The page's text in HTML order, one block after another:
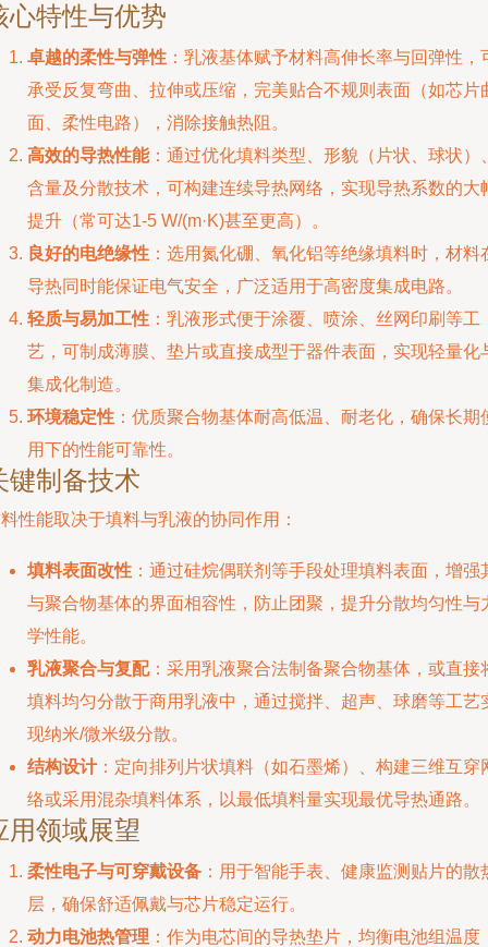
心特性与优势
卓越的柔性与弹性 ：乳液基体赋予材料高伸长率与回弹性，
承受反复弯曲、拉伸或压缩，完美贴合不规则表面（如芯片
面、柔性电路），消除接触热阻。
高效的导热性能：通过优化填料类型、形貌（片状、球状）
含量及分散技术，可构建连续导热网络，实现导热系数的大
提升（常可达1-5 W/(m·K)甚至更高）。
良好的电绝缘性 ：选用氮化硼、氧化铝等绝缘填料时，材料
导热同时能保证电气安全，广泛适用于高密度集成电路。
轻质与易加工性 ：乳液形式便于涂覆、喷涂、丝网印刷等工
艺，可制成薄膜、垫片或直接成型于器件表面，实现轻量化
集成化制造。
环境稳定性 ：优质聚合物基体耐高低温、耐老化，确保长期
用下的性能可靠性。
键制备技术
性能取决于填料与乳液的协同作用：
填料表面改性 ：通过硅烷偶联剂等手段处理填料表面，增强
与聚合物基体的界面相容性，防止团聚，提升分散均匀性与
学性能。
乳液聚合与复配：采用乳液聚合法制备聚合物基体，或直接
填料均匀分散于商用乳液中，通过搅拌、超声、球磨等工艺
现纳米/微米级分散。
结构设计：定向排列片状填料（如石墨烯）、构建三维互穿
络或采用混杂填料体系，以最低填料量实现最优导热通路。
用领域展望
柔性电子与可穿戴设备 ：用于智能手表、健康监测贴片的散
层，确保舒适佩戴与芯片稳定运行。
动力电池热管理 ：作为电芯间的导热垫片，均衡电池组温度